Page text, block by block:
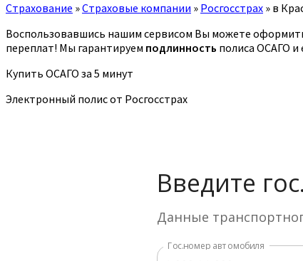
Страхование »Страховые компании » Росгосстрах » в
Воспользовавшись нашим сервисом Вы можете
переплат! Мы гарантируем подлинность полиса ОСАГО и
Купить ОСАГО за 5 минут
Электронный полис от Росгосстрах